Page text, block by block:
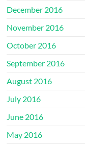
December 2016
November 2016
October 2016
September 2016
August 2016
July 2016
June 2016
May 2016